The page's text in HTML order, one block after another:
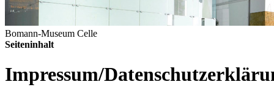
Bomann-Museum Celle
Seiteninhalt
Impressum/